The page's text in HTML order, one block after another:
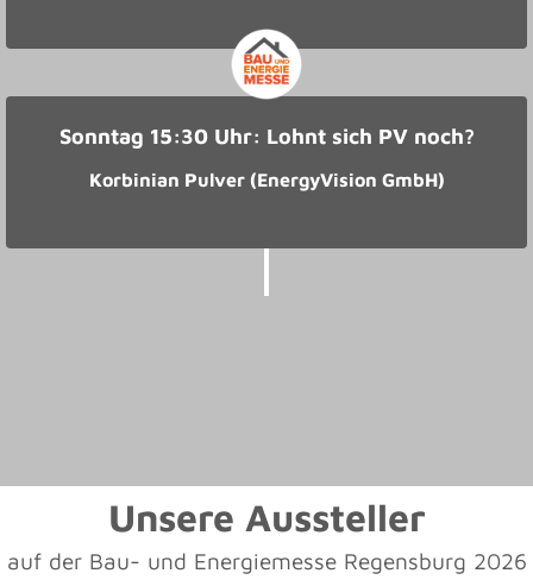
Sonntag 15:30 Uhr: Lohnt sich PV noch?
Korbinian Pulver (EnergyVision GmbH)
Unsere Aussteller
auf der Bau- und Energiemesse Regensburg 2026